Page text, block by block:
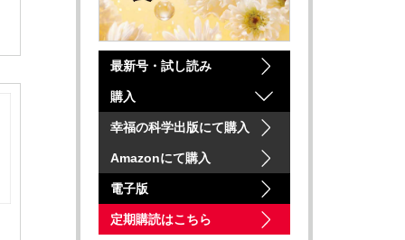
最新号・試し読み
購入
幸福の科学出版にて購入
Amazonにて購入
電子版
定期購読はこちら